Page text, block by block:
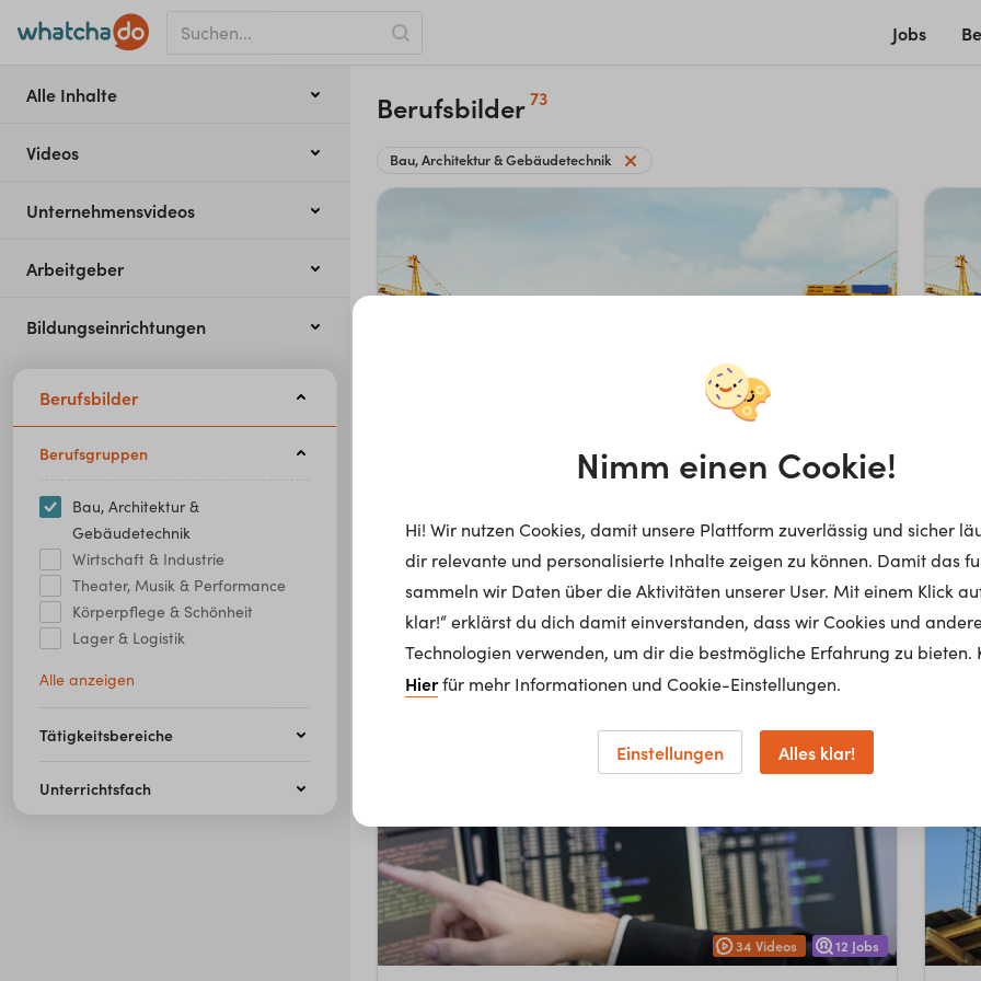
Jobs
Alle Inhalte
Videos
Unternehmensvideos
Arbeitgeber
Bildungseinrichtungen
Berufsbilder
Berufsgruppen
Bau, Architektur &
Gebäudetechnik
Wirtschaft & Industrie
Theater, Musik & Performance
Körperpflege & Schönheit
Lager & Logistik
Alle anzeigen
Tätigkeitsbereiche
Unterrichtsfach
Berufsbilder73
Bau, Architektur & Gebäudetechnik
Ein­zel­han­dels­kauf­man­n*frau - Ei­sen­- & Hart­wa­ren­han­del
Bau, Architektur & Gebäudetechnik Büro & Handel Holz, Papier, Glas & Keramik
34 Videos 12 Jobs
Nimm einen Cookie!
Hi! Wir nutzen Cookies, damit unsere Plattform zuverlässig und sicher
dir relevante und personalisierte Inhalte zeigen zu können. Damit das
sammeln wir Daten über die Aktivitäten unserer User. Mit einem Klick
klar!“ erklärst du dich damit einverstanden, dass wir Cookies und
Technologien verwenden, um dir die bestmögliche Erfahrung zu bieten.
Hierfür mehr Informationen und Cookie-Einstellungen.
Einstellungen Alles klar!